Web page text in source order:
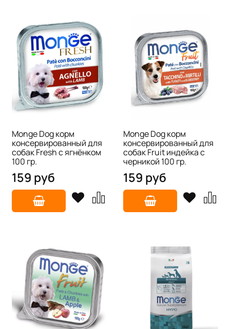
Monge Dog корм
консервированный для
собак Fresh с ягнёнком
100 гр.
159 руб
Monge Dog корм
консервированный для
собак Fruit индейка с
черникой 100 гр.
159 руб